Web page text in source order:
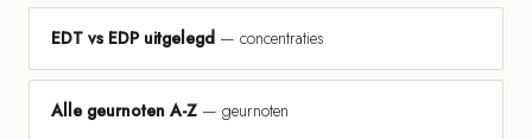
EDT vs EDP uitgelegd — concentraties
Alle geurnoten A-Z — geurnoten